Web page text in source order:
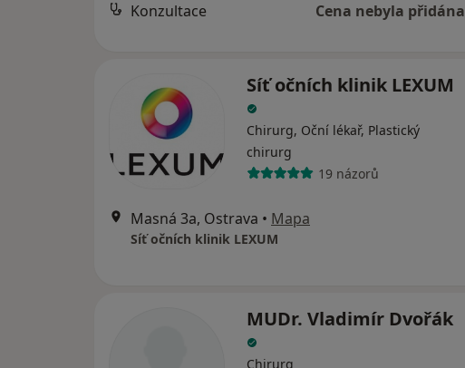
Konzultace Cena nebyla přidána
Síť očních klinik LEXUM
Chirurg, Oční lékař, Plastický
chirurg
19 názorů
Masná 3a, Ostrava • Mapa
Síť očních klinik LEXUM
MUDr. Vladimír Dvořák
Chirurg